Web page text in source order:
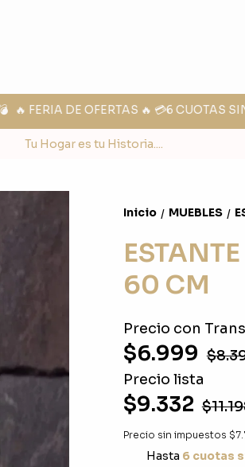
🔥 FERIA DE OFERTAS 🔥 💳6 CUOTAS
Tu Hogar es tu Historia....
Inicio / MUEBLES /
60 CM
Precio con
$6.999
Precio lista
$9.332
Precio sin impuestos
Hasta 6 cuotas